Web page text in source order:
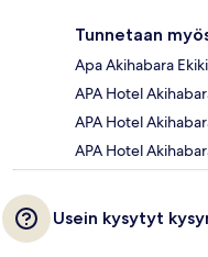
Tunnetaan
Apa Akihabara
APA Hotel
APA Hotel
APA Hotel
Usein kysytyt